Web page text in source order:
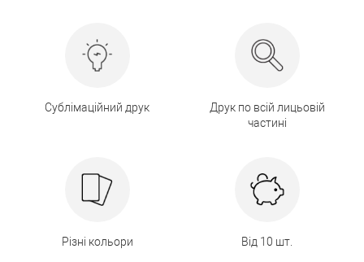
Сублімаційний друк
Друк по всій лицьовій
частині
Різні кольори Від 10 шт.